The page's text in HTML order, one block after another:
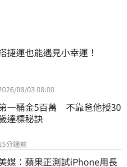
捷運也能遇見小幸運！
08/03 08:00
一桶金5百萬　不靠爸他授30
達標秘訣
分鐘前
媒：蘋果正測試iPhone用長